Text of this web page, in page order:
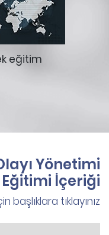
eğitim
Yönetimi
Eğitimi İçeriği
başlıklara tıklayınız